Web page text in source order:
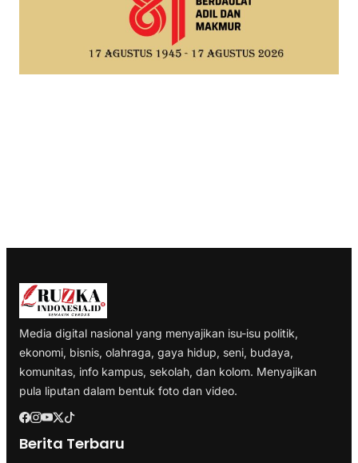
Media digital nasional yang menyajikan isu-isu politik,
ekonomi, bisnis, olahraga, gaya hidup, seni, budaya,
komunitas, info kampus, sekolah, dan kolom. Menyajikan
pula liputan dalam bentuk foto dan video.
Berita Terbaru